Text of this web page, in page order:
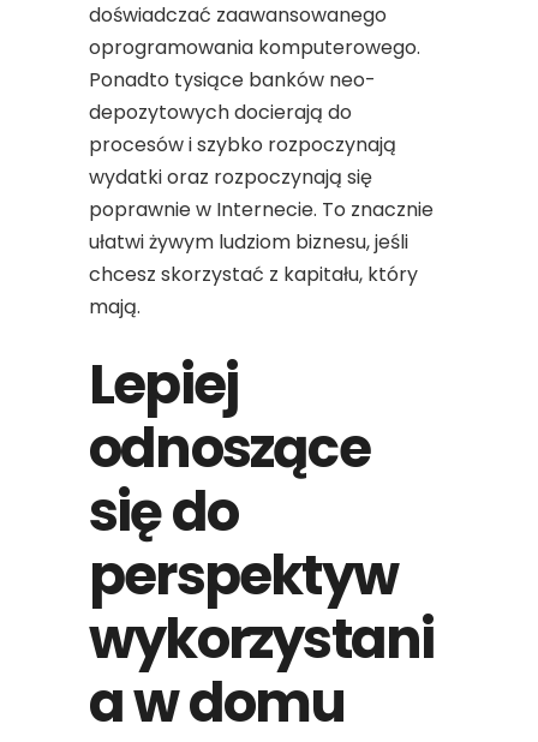
doświadczać zaawansowanego
oprogramowania komputerowego.
Ponadto tysiące banków neo-
depozytowych docierają do
procesów i szybko rozpoczynają
wydatki oraz rozpoczynają się
poprawnie w Internecie. To znacznie
ułatwi żywym ludziom biznesu, jeśli
chcesz skorzystać z kapitału, który
mają.
Lepiej
odnoszące
się do
perspektyw
wykorzystani
a w domu